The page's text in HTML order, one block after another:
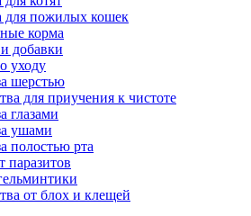
для пожилых кошек
корма
добавки
уходу
шерстью
для приучения к чистоте
глазами
ушами
полостью рта
паразитов
от блох и клещей